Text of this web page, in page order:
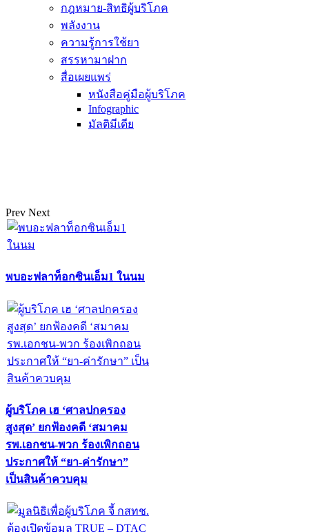
กฎหมาย-สิทธิผู้บริโภค
พลังงาน
ความรู้การใช้ยา
สรรหามาฝาก
สื่อเผยแพร่
หนังสือคู่มือผู้บริโภค
Infographic
มัลติมีเดีย
Prev Next
พบอะฟลาท็อกซินเอ็ม1 ในนม
ผู้บริโภค เฮ ‘ศาลปกครอง
สูงสุด’ ยกฟ้องคดี ‘สมาคม
รพ.เอกชน-พวก ร้องเพิกถอน
ประกาศให้ “ยา-ค่ารักษา”
เป็นสินค้าควบคุม